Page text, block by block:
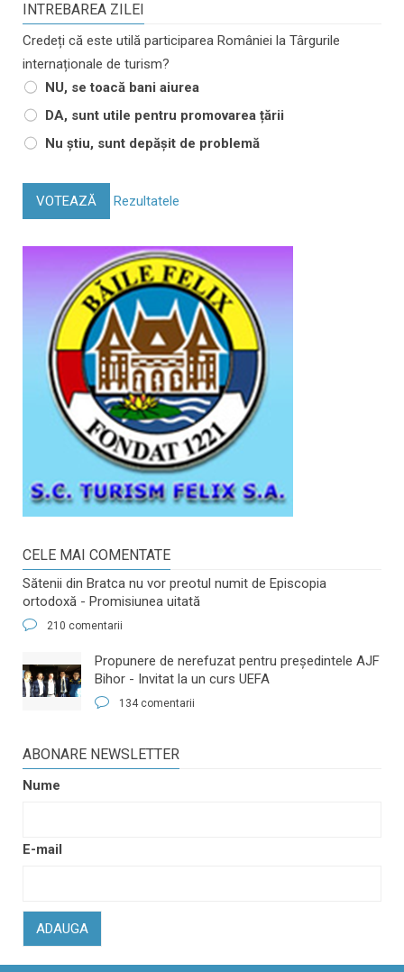
INTREBAREA ZILEI
Credeți că este utilă participarea României la Târgurile
internaționale de turism?
NU, se toacă bani aiurea
DA, sunt utile pentru promovarea țării
Nu știu, sunt depășit de problemă
VOTEAZĂ Rezultatele
CELE MAI COMENTATE
Sătenii din Bratca nu vor preotul numit de Episcopia
ortodoxă - Promisiunea uitată
210 comentarii
​Propunere de nerefuzat pentru preşedintele AJF
Bihor - Invitat la un curs UEFA
134 comentarii
ABONARE NEWSLETTER
Nume
E-mail
ADAUGA